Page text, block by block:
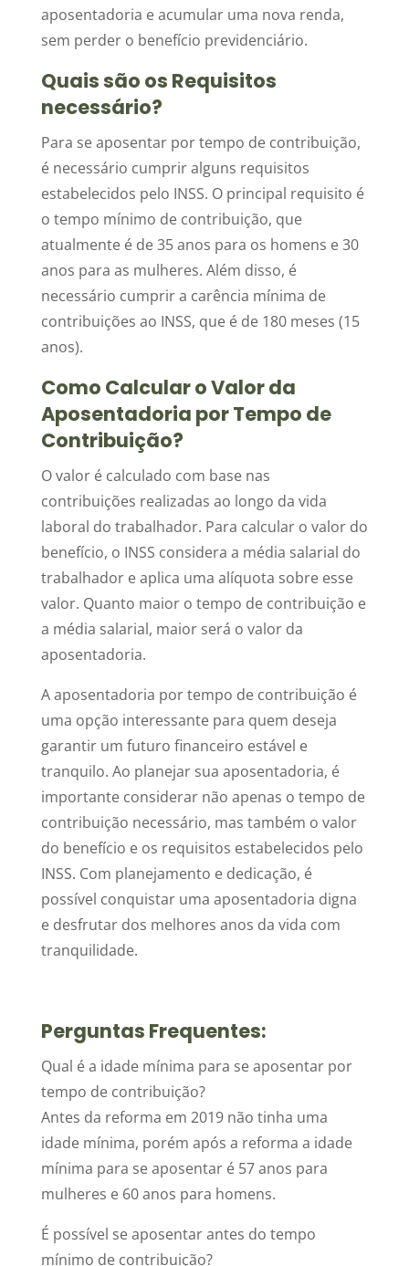
aposentadoria e acumular uma nova renda,
sem perder o benefício previdenciário.
Quais são os Requisitos
necessário?
Para se aposentar por tempo de contribuição,
é necessário cumprir alguns requisitos
estabelecidos pelo INSS. O principal requisito é
o tempo mínimo de contribuição, que
atualmente é de 35 anos para os homens e 30
anos para as mulheres. Além disso, é
necessário cumprir a carência mínima de
contribuições ao INSS, que é de 180 meses (15
anos).
Como Calcular o Valor da
Aposentadoria por Tempo de
Contribuição?
O valor é calculado com base nas
contribuições realizadas ao longo da vida
laboral do trabalhador. Para calcular o valor do
benefício, o INSS considera a média salarial do
trabalhador e aplica uma alíquota sobre esse
valor. Quanto maior o tempo de contribuição e
a média salarial, maior será o valor da
aposentadoria.
A aposentadoria por tempo de contribuição é
uma opção interessante para quem deseja
garantir um futuro financeiro estável e
tranquilo. Ao planejar sua aposentadoria, é
importante considerar não apenas o tempo de
contribuição necessário, mas também o valor
do benefício e os requisitos estabelecidos pelo
INSS. Com planejamento e dedicação, é
possível conquistar uma aposentadoria digna
e desfrutar dos melhores anos da vida com
tranquilidade.
Perguntas Frequentes:
Qual é a idade mínima para se aposentar por
tempo de contribuição?
Antes da reforma em 2019 não tinha uma
idade mínima, porém após a reforma a idade
mínima para se aposentar é 57 anos para
mulheres e 60 anos para homens.
É possível se aposentar antes do tempo
mínimo de contribuição?